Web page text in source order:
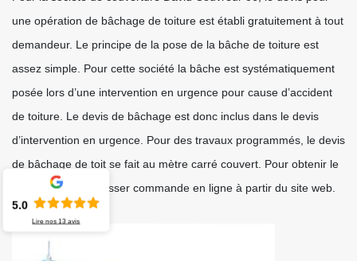
une opération de bâchage de toiture est établi gratuitement à tout
demandeur. Le principe de la pose de la bâche de toiture est
assez simple. Pour cette société la bâche est systématiquement
posée lors d’une intervention en urgence pour cause d’accident
de toiture. Le devis de bâchage est donc inclus dans le devis
d’intervention en urgence. Pour des travaux programmés, le devis
de bâchage de toit se fait au mètre carré couvert. Pour obtenir le
devis, il suffit de passer commande en ligne à partir du site web.
5.0
Lire nos13 avis